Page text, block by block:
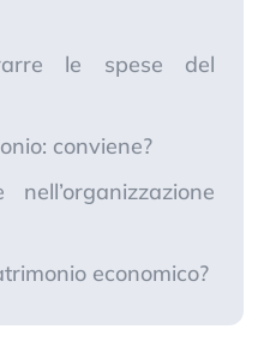
le spese del
conviene?
economico?